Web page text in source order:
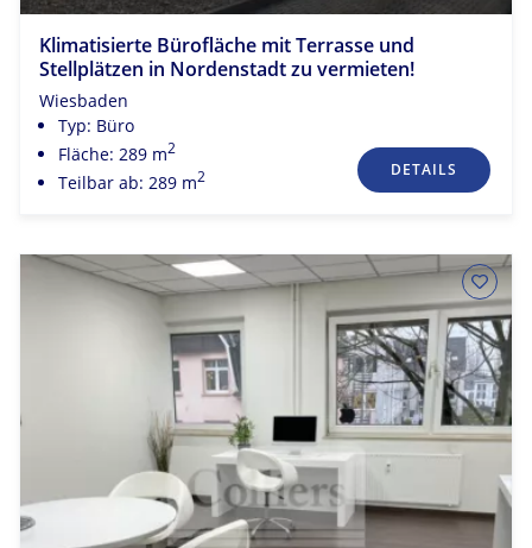
Klimatisierte Bürofläche mit Terrasse und
Stellplätzen in Nordenstadt zu vermieten!
Wiesbaden
Typ: Büro
Fläche: 289 m2
Teilbar ab: 289 m2 DETAILS